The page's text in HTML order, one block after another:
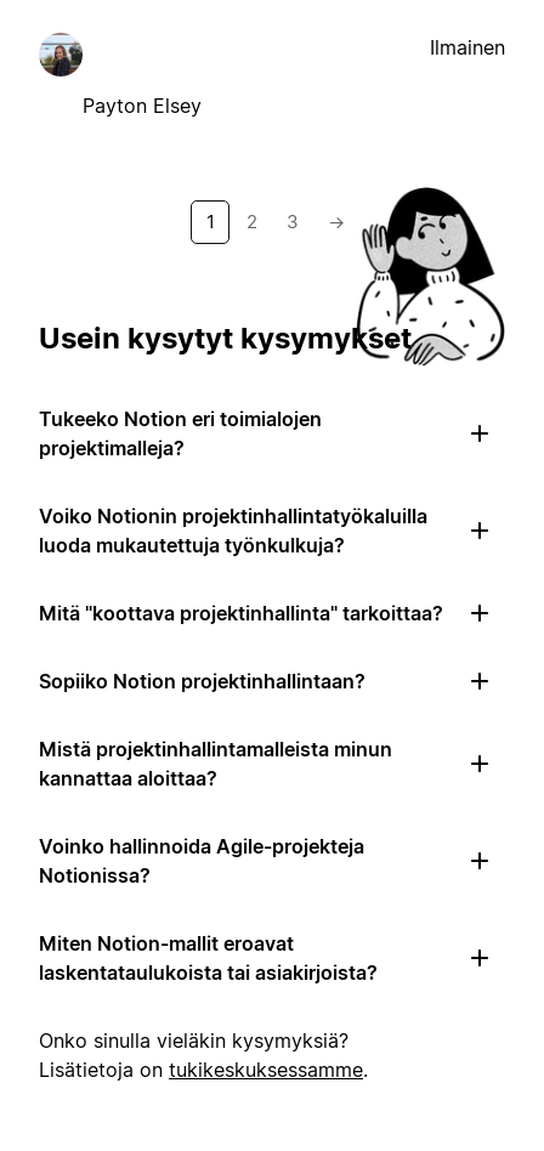
Payton Elsey
Ilmainen
1 2 3 →
Usein kysytyt kysymykset
Tukeeko Notion eri toimialojen
projektimalleja?
Voiko Notionin projektinhallintatyökaluilla
luoda mukautettuja työnkulkuja?
Mitä "koottava projektinhallinta" tarkoittaa?
Sopiiko Notion projektinhallintaan?
Mistä projektinhallintamalleista minun
kannattaa aloittaa?
Voinko hallinnoida Agile-projekteja
Notionissa?
Miten Notion-mallit eroavat
laskentataulukoista tai asiakirjoista?
Onko sinulla vieläkin kysymyksiä?
Lisätietoja on tukikeskuksessamme.